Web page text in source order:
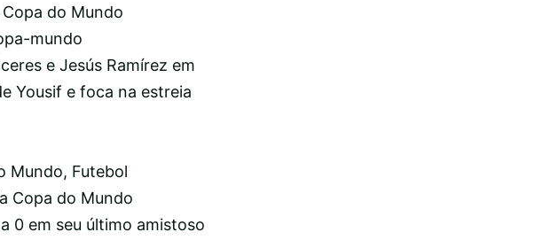
do Mundo
mundo
e Jesús Ramírez em
Yousif e foca na estreia
Mundo, Futebol
Copa do Mundo
0 em seu último amistoso